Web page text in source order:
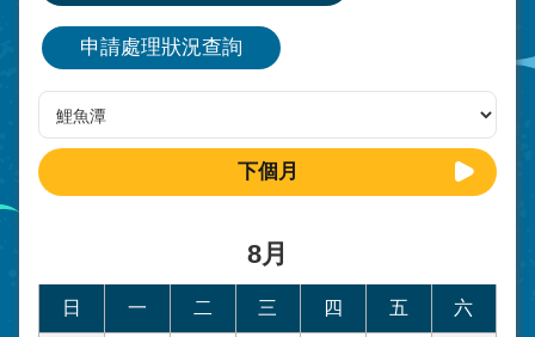
申請處理狀況查詢
下個月
8月
日 一 二 三 四 五 六